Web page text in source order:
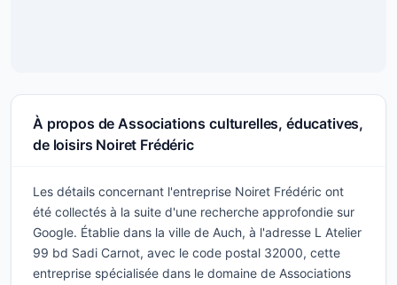
À propos de Associations culturelles, éducatives,
de loisirs Noiret Frédéric
Les détails concernant l'entreprise Noiret Frédéric ont
été collectés à la suite d'une recherche approfondie sur
Google. Établie dans la ville de Auch, à l'adresse L Atelier
99 bd Sadi Carnot, avec le code postal 32000, cette
entreprise spécialisée dans le domaine de Associations